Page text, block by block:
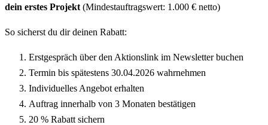
dein erstes Projekt (Mindestauftragswert: 1.000 € netto)
So sicherst du dir deinen Rabatt:
Erstgespräch über den Aktionslink im Newsletter buchen
Termin bis spätestens 30.04.2026 wahrnehmen
Individuelles Angebot erhalten
Auftrag innerhalb von 3 Monaten bestätigen
20 % Rabatt sichern